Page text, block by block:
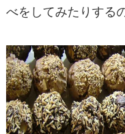
べをしてみたりする